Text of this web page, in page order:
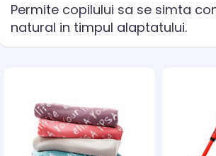
Permite copilului sa se simta
natural in timpul alaptatului.